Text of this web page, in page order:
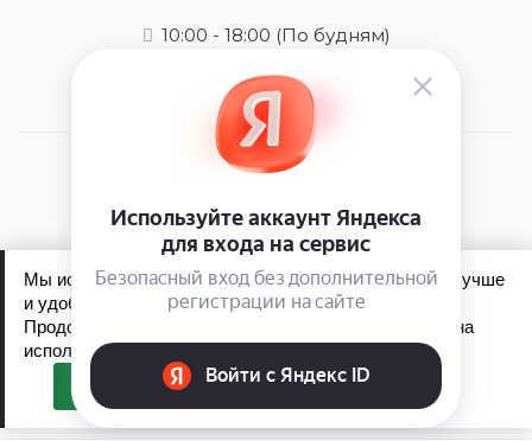
10:00 - 18:00 (По будням)
2026 © Mens-care - интернет-магазин
Обработка персональных данных
Политика конфиденциальности
Мы используем файлы cookie, чтобы сайт работал лучше
и удобнее для вас.
Продолжая пользоваться сайтом, вы соглашаетесь на
использование файлов cookie.
Принять